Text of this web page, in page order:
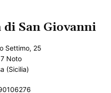
San Giovanni
Settimo, 25
Noto
(Sicilia)